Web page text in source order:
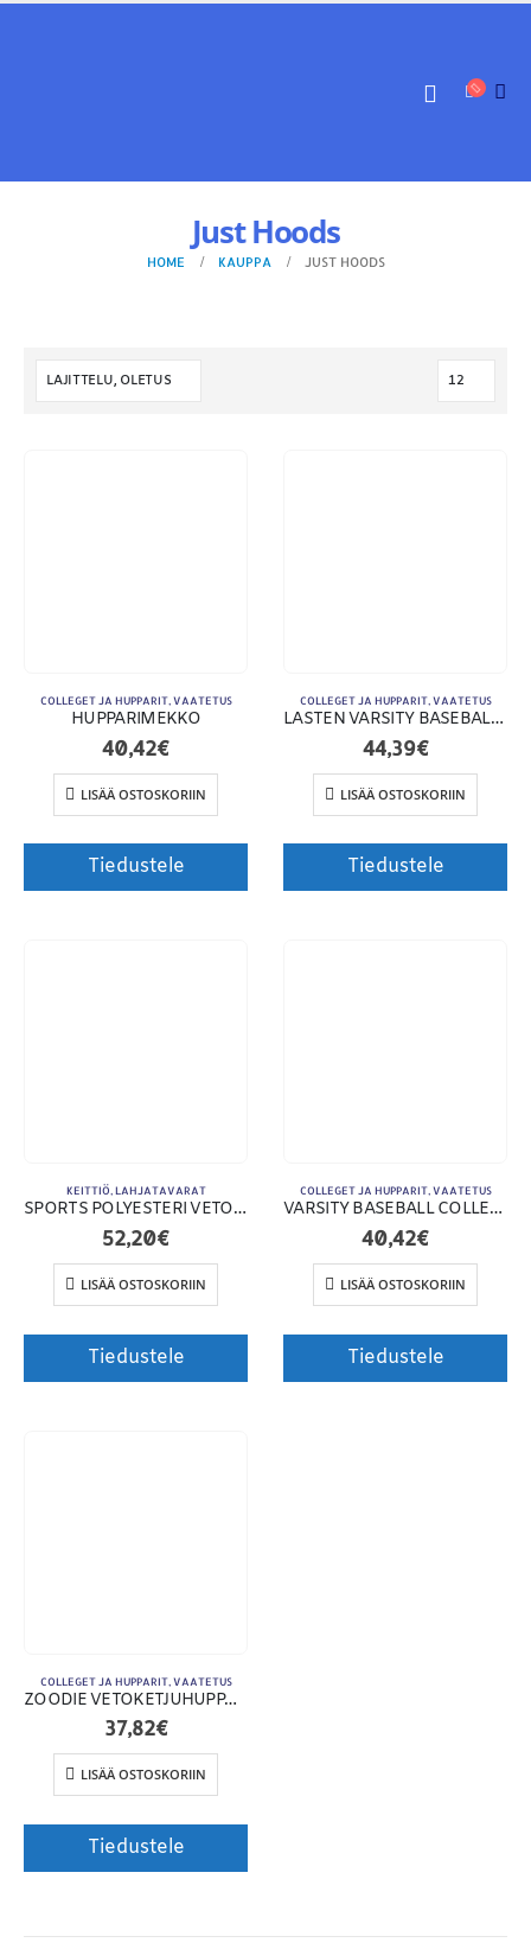
Just Hoods
HOME KAUPPA JUST HOODS
COLLEGET JA HUPPARIT, VAATETUS
HUPPARIMEKKO
40,42€
LISÄÄ OSTOSKORIIN
Tiedustele
COLLEGET JA HUPPARIT, VAATETUS
LASTEN VARSITY BASEBALL COLLEGETAKKI
44,39€
LISÄÄ OSTOSKORIIN
Tiedustele
KEITTIÖ LAHJATAVARAT
SPORTS POLYESTERI VETOKETJUHUPPARI
52,20€
LISÄÄ OSTOSKORIIN
Tiedustele
COLLEGET JA HUPPARIT, VAATETUS
VARSITY BASEBALL COLLEGETAKKI
40,42€
LISÄÄ OSTOSKORIIN
Tiedustele
COLLEGET JA HUPPARIT, VAATETUS
ZOODIE VETOKETJUHUPPARI
37,82€
LISÄÄ OSTOSKORIIN
Tiedustele